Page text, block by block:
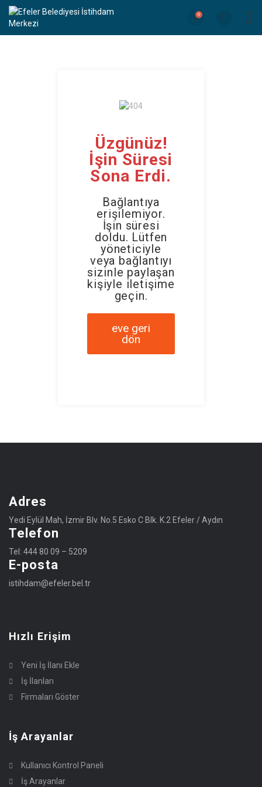
0
Üzgünüz!
İşin Süresi
Sona Erdi.
Bağlantıya
erişilemiyor.
İşin süresi
doldu. Lütfen
yöneticiyle
veya bağlantıyı
sizinle paylaşan
kişiyle iletişime
geçin.
eve geri
dön
Adres
Yedi Eylül Mah, İzmir Blv. No.5 Esko C Blk. K.2 Efeler / Aydın
Telefon
Tel: 444 80 09 – 5209
E-posta
istihdam@efeler.bel.tr
Hızlı Erişim
Yeni İş İlanı Ekle
İş İlanları
Firmaları Göster
İş Arayanlar
Kullanıcı Kontrol Paneli
İş Arayanlar